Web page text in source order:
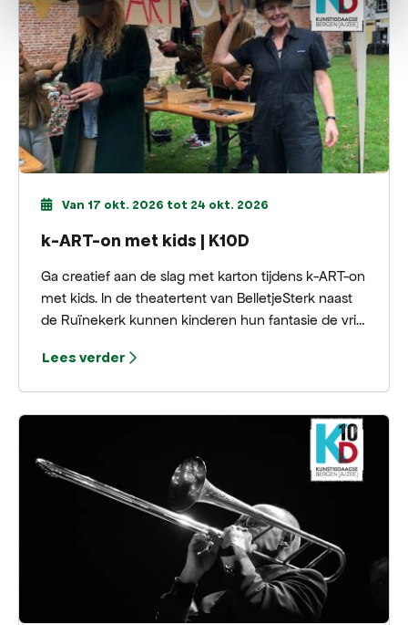
Van 17 okt. 2026 tot 24 okt. 2026
k-ART-on met kids | K10D
Ga creatief aan de slag met karton tijdens k-ART-on
met kids. In de theatertent van BelletjeSterk naast
de Ruïnekerk kunnen kinderen hun fantasie de vrije
Lees verder